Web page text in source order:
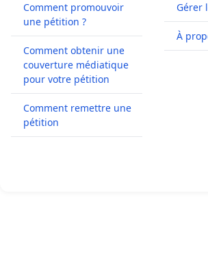
Comment promouvoir
une pétition ?
Comment obtenir une
couverture médiatique
pour votre pétition
Comment remettre une
pétition
Gérer
À